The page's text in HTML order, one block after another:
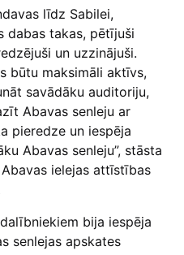
līdz Sabilei,
dabas takas, pētījuši
un uzzinājuši.
būtu maksimāli aktīvs,
savādāku auditoriju,
Abavas senleju ar
pieredze un iespēja
Abavas senleju”, stāsta
ielejas attīstības
bija iespēja
senlejas apskates